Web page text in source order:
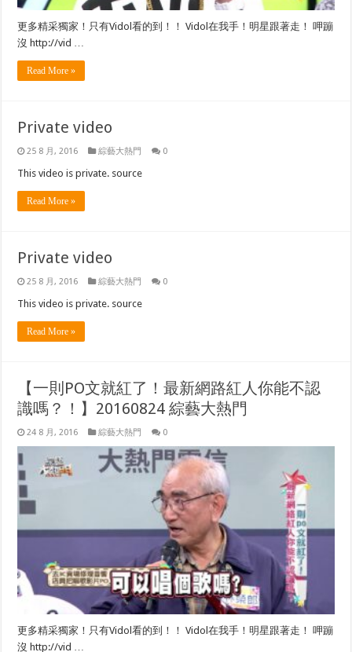
更多精采獨家！只有Vidol看的到！！ Vidol在我手！明星跟著走！ 呷蹦
沒 http://vid …
Read More »
Private video
25 8 月, 2016 綜藝大熱門 0
This video is private. source
Read More »
Private video
25 8 月, 2016 綜藝大熱門 0
This video is private. source
Read More »
【一則PO文就紅了！最新網路紅人你能不認
識嗎？！】20160824 綜藝大熱門
24 8 月, 2016 綜藝大熱門 0
更多精采獨家！只有Vidol看的到！！ Vidol在我手！明星跟著走！ 呷蹦
沒 http://vid …